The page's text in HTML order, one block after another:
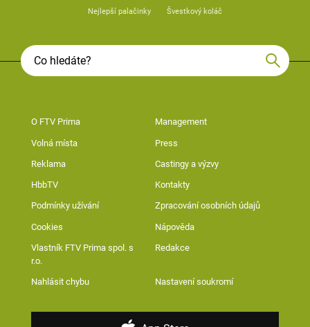
Nejlepší palačinky Švestkový koláč
O FTV Prima Management
Volná místa Press
Reklama Castingy a výzvy
HbbTV Kontakty
Podmínky užívání Zpracování osobních údajů
Cookies Nápověda
Vlastník FTV Prima spol. s
r.o.
Redakce
Nahlásit chybu Nastavení soukromí